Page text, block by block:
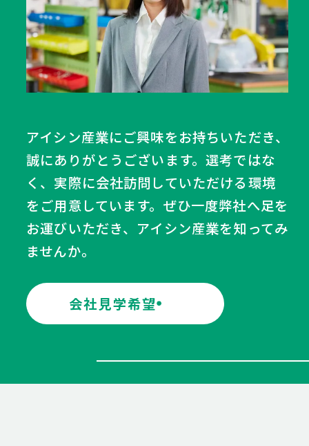
アイシン産業にご興味をお持ちいただき、
誠にありがとうございます。選考ではな
く、実際に会社訪問していただける環境
をご用意しています。ぜひ一度弊社へ足を
お運びいただき、アイシン産業を知ってみ
ませんか。
会社見学希望